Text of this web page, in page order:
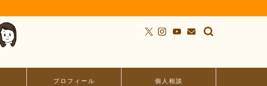
プロフィール 個人相談